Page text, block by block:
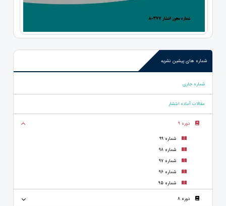
شماره های پیشین نشریه
شماره جاری
مقالات آماده انتشار
دوره 9
شماره 99
شماره 98
شماره 97
شماره 96
شماره 95
دوره 8